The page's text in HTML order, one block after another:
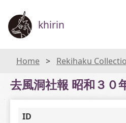
khirin
Home Rekihaku Collection Database (Collections
去風洞社報 昭和３０
ID